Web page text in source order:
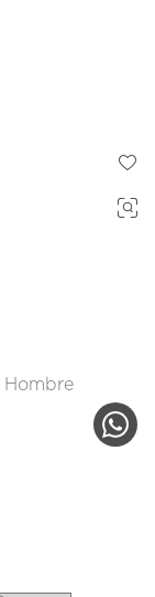
Hombre